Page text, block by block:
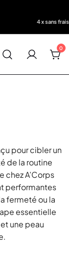
0
pour cibler un
de la routine
chez A’Corps
performantes
fermeté ou la
essentielle
une peau